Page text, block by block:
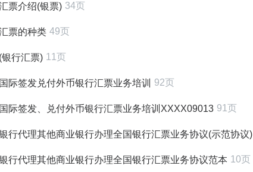
票介绍(银票) 34页
票的种类 49页
行汇票) 11页
际签发兑付外币银行汇票业务培训 92页
际签发、兑付外币银行汇票业务培训XXXX09013 91页
行代理其他商业银行办理全国银行汇票业务协议(示范协议)
行代理其他商业银行办理全国银行汇票业务协议范本 10页